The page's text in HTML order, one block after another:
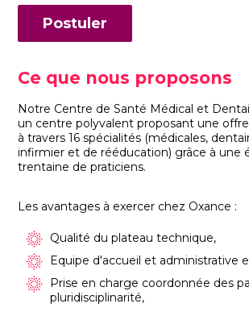
Postuler
Ce que nous proposons
Notre Centre de Santé Médical et
un centre polyvalent proposant une
à travers 16 spécialités (médicales,
infirmier et de rééducation) grâce à une
trentaine de praticiens.
Les avantages à exercer chez Oxance :
Qualité du plateau technique,
Equipe d'accueil et administrative
Prise en charge coordonnée des
pluridisciplinarité,